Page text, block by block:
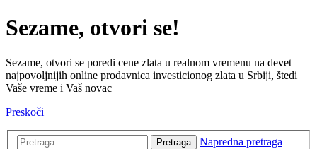
Sezame, otvori se!
Sezame, otvori se poredi cene zlata u realnom vremenu na devet
najpovoljnijih online prodavnica investicionog zlata u Srbiji, štedi
Vaše vreme i Vaš novac
Preskoči
Pretraga Napredna pretraga